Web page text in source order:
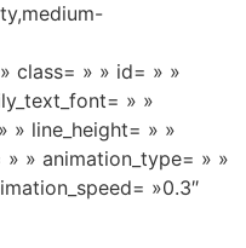
class= » » id= » »
» »
» line_height= » »
» animation_type= » »
»0.3″